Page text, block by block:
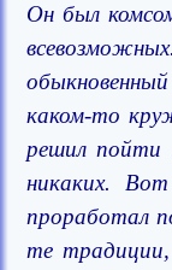
Он был
каком-то
решил пойти
никаких.
проработал
те